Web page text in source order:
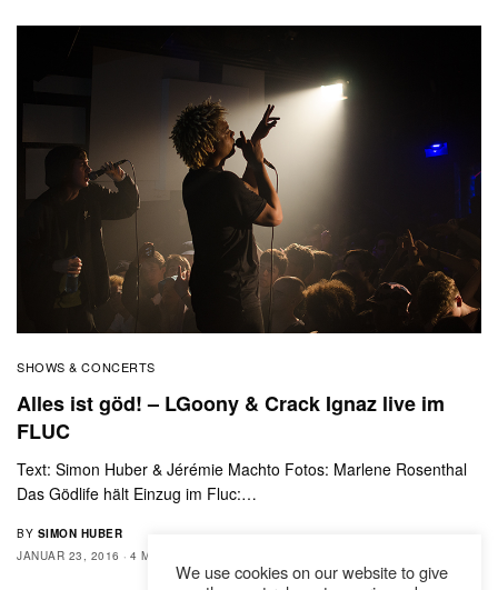
SHOWS & CONCERTS
Alles ist göd! – LGoony & Crack Ignaz live im
FLUC
Text: Simon Huber & Jérémie Machto Fotos: Marlene Rosenthal
Das Gödlife hält Einzug im Fluc:…
BY SIMON HUBER
JANUAR 23, 2016
4 MINS READ
We use cookies on our website to give